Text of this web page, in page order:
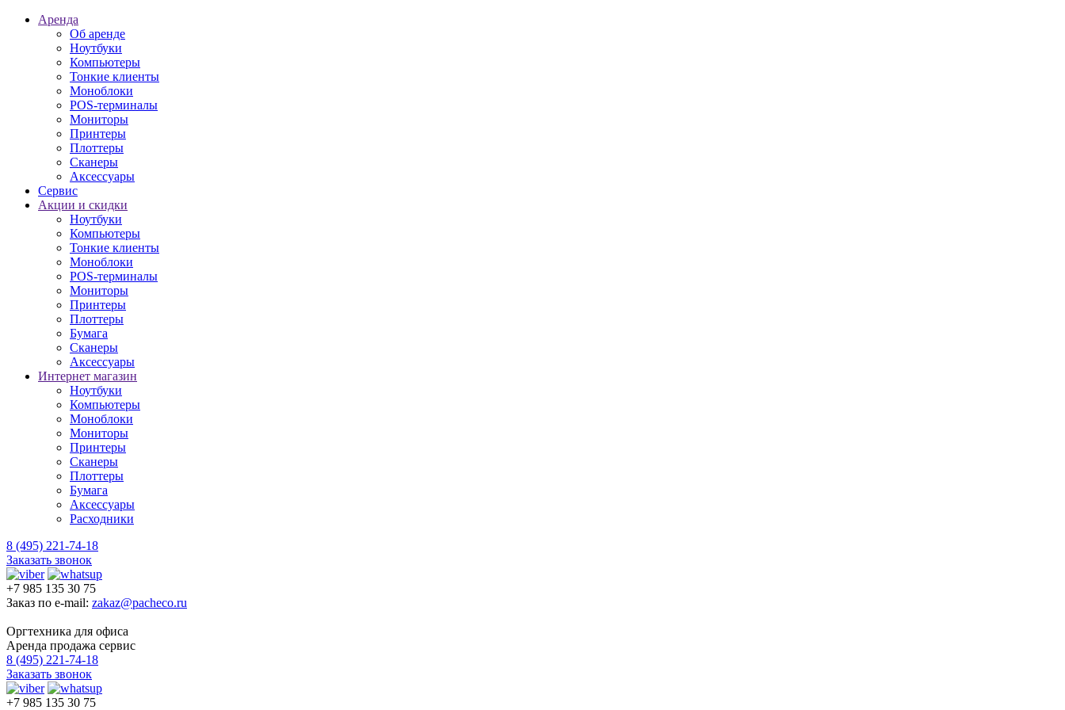
Аренда
Об аренде
Ноутбуки
Компьютеры
Тонкие клиенты
Моноблоки
POS-терминалы
Мониторы
Принтеры
Плоттеры
Сканеры
Аксессуары
Сервис
Акции и скидки
Ноутбуки
Компьютеры
Тонкие клиенты
Моноблоки
POS-терминалы
Мониторы
Принтеры
Плоттеры
Бумага
Сканеры
Аксессуары
Интернет магазин
Ноутбуки
Компьютеры
Моноблоки
Мониторы
Принтеры
Сканеры
Плоттеры
Бумага
Аксессуары
Расходники
8 (495) 221-74-18
Заказать звонок
+7 985 135 30 75
Заказ по e-mail: zakaz@pacheco.ru
Оргтехника для офиса
Аренда продажа сервис
8 (495) 221-74-18
Заказать звонок
+7 985 135 30 75